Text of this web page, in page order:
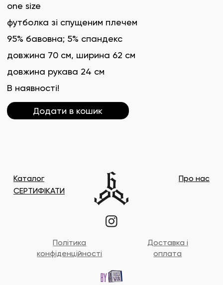
one size
футболка зі спущеним плечем
95% бавовна; 5% спандекс
довжина 70 см, ширина 62 см
довжина рукава 24 см
В наявності!
Додати в кошик
Каталог
СЕРТИФІКАТИ
Про нас
Політика
конфіденційності
Доставка і
оплата